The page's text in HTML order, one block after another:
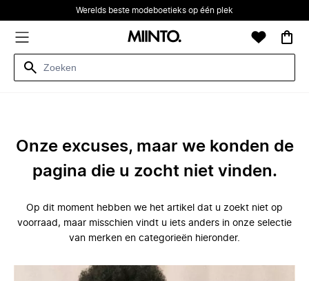
Werelds beste modeboetieks op één plek
Onze excuses, maar we konden de
pagina die u zocht niet vinden.
Op dit moment hebben we het artikel dat u zoekt niet op
voorraad, maar misschien vindt u iets anders in onze selectie
van merken en categorieën hieronder.